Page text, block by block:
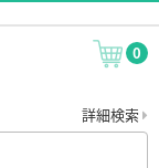
0
詳細検索